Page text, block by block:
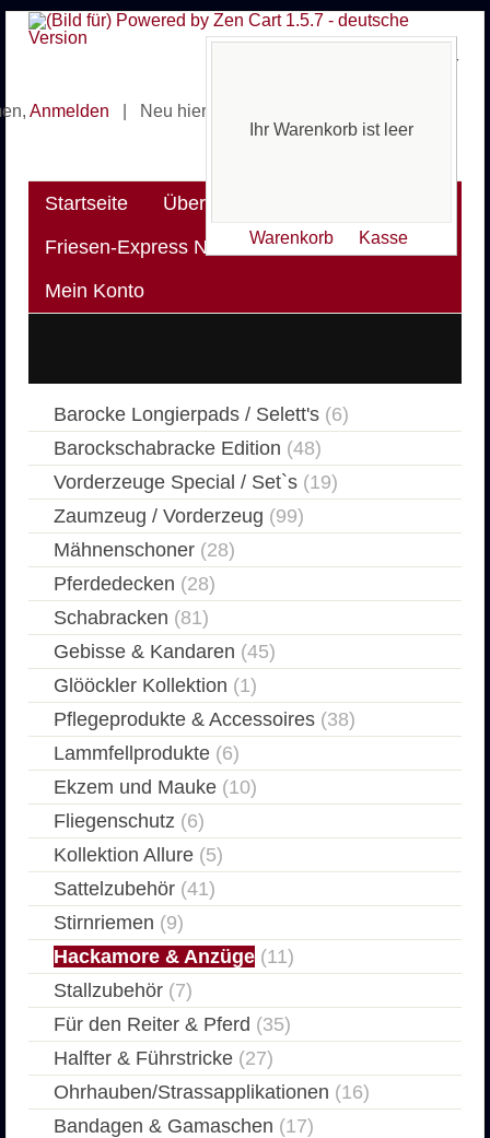
Ihr Warenkorb ist leer
Anmelden Neu hier? Erstellen Sie ein
Startseite
Über uns
Friesen-Express News
Versandkosten
Mein Konto
Barocke Longierpads / Selett's (6)
Barockschabracke Edition (48)
Vorderzeuge Special / Set`s (19)
Zaumzeug / Vorderzeug (99)
Mähnenschoner (28)
Pferdedecken (28)
Schabracken (81)
Gebisse & Kandaren (45)
Glööckler Kollektion (1)
Pflegeprodukte & Accessoires (38)
Lammfellprodukte (6)
Ekzem und Mauke (10)
Fliegenschutz (6)
Kollektion Allure (5)
Sattelzubehör (41)
Stirnriemen (9)
Hackamore & Anzüge (11)
Stallzubehör (7)
Für den Reiter & Pferd (35)
Halfter & Führstricke (27)
Ohrhauben/Strassapplikationen (16)
Bandagen & Gamaschen (17)
Ihr Warenkorb ist leer
Warenkorb Kasse